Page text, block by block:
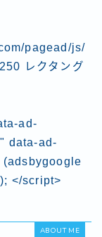
pagead/js/
レクタング
ad-
data-ad-
</script>
ABOUT ME